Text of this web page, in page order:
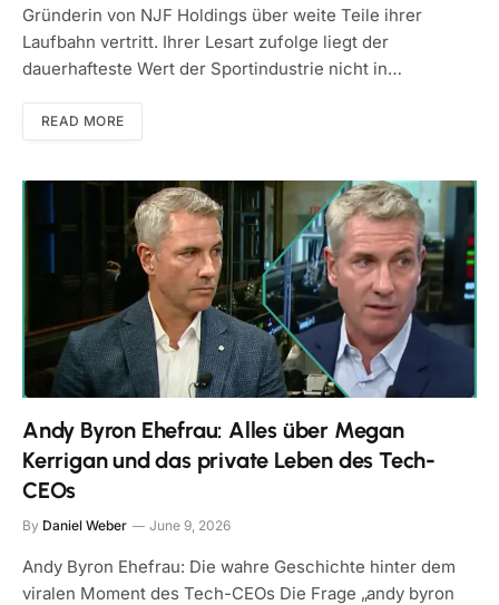
Gründerin von NJF Holdings über weite Teile ihrer
Laufbahn vertritt. Ihrer Lesart zufolge liegt der
dauerhafteste Wert der Sportindustrie nicht in…
READ MORE
Andy Byron Ehefrau: Alles über Megan
Kerrigan und das private Leben des Tech-
CEOs
By Daniel Weber June 9, 2026
Andy Byron Ehefrau: Die wahre Geschichte hinter dem
viralen Moment des Tech-CEOs Die Frage „andy byron